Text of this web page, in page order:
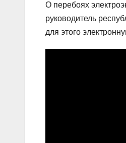
О перебоях
руководитель
для этого